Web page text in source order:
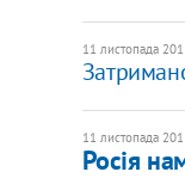
11 листопада
11 листопада
Росія